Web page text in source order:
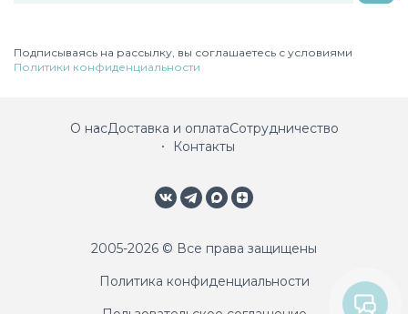
Подписываясь на рассылку, вы соглашаетесь с условиями
Политики конфиденциальности
О насДоставка и оплатаСотрудничество
Контакты
2005-2026 © Все права защищены
Политика конфиденциальности